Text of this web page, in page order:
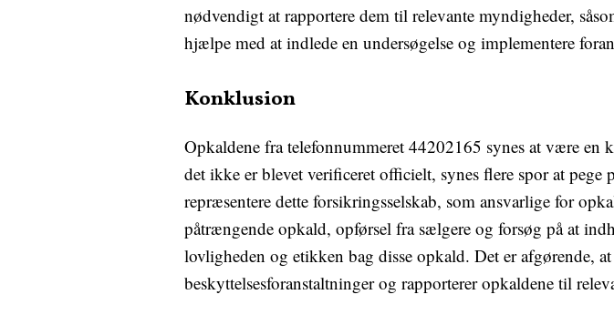
nødvendigt at rapportere dem til relevante myndigheder,
hjælpe med at indlede en undersøgelse og implementere
Konklusion
Opkaldene fra telefonnummeret 44202165 synes at være
det ikke er blevet verificeret officielt, synes flere spor at
repræsentere dette forsikringsselskab, som ansvarlige for
påtrængende opkald, opførsel fra sælgere og forsøg på at
lovligheden og etikken bag disse opkald. Det er afgørende,
beskyttelsesforanstaltninger og rapporterer opkaldene til